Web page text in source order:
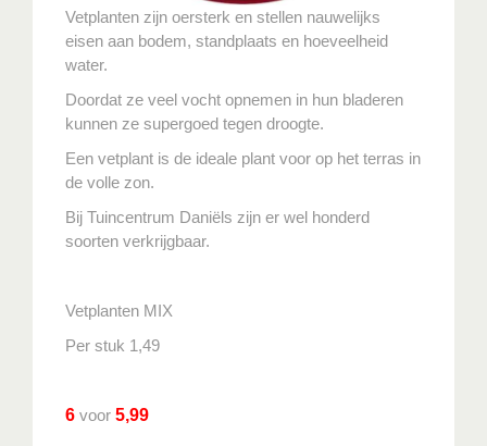
Vetplanten zijn oersterk en stellen nauwelijks
eisen aan bodem, standplaats en hoeveelheid
water.
Doordat ze veel vocht opnemen in hun bladeren
kunnen ze supergoed tegen droogte.
Een vetplant is de ideale plant voor op het terras in
de volle zon.
Bij Tuincentrum Daniëls zijn er wel honderd
soorten verkrijgbaar.
Vetplanten MIX
Per stuk 1,49
6 voor 5,99